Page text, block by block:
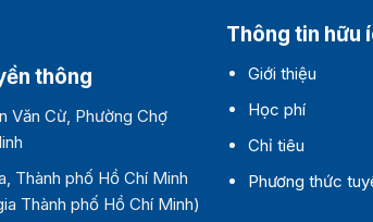
thông
Văn Cừ, Phường Chợ
Thành phố Hồ Chí Minh
Thành phố Hồ Chí Minh)
Thông tin hữu
Giới thiệu
Học phí
Chỉ tiêu
Phương thức